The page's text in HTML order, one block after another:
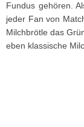
Fundus gehören.
jeder Fan von
Milchbrötle das
eben klassische